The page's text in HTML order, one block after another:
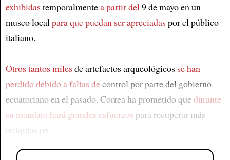
exhibidastemporalmentea partir del9 de mayo en un
museo localpara que puedan ser apreciadaspor el público
italiano.
Otros tantos milesde artefactos arqueológicos se han
perdido debido afaltas decontrol por parte del gobierno
ecuatoriano en el pasado. Correa ha prometido quedurante
su mandato hará grandes esfuerzos para recuperar más
reliquias pe